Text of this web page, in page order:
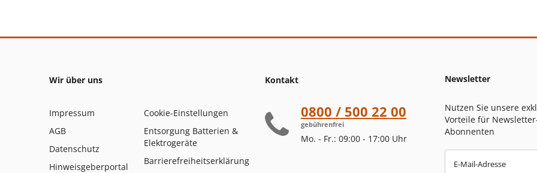
Wir über uns
Impressum
AGB
Datenschutz
Hinweisgeberportal
Cookie-Einstellungen
Entsorgung Batterien &
Elektrogeräte
Barrierefreiheitserklärung
Kontakt
0800 / 500 22 00
gebührenfrei
Mo. - Fr.: 09:00 - 17:00 Uhr
Newsletter
Nutzen Sie unsere
Vorteile für
Abonnenten
E-Mail-Adresse